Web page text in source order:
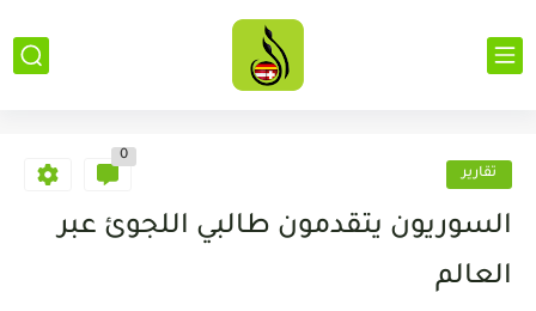
تقارير
0
السوريون يتقدمون طالبي اللجوئ عبر
العالم